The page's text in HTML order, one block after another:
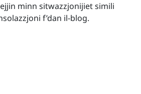
minn sitwazzjonijiet simili
f’dan il-blog.